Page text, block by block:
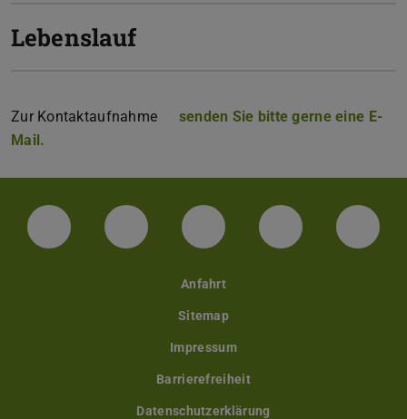
Lebenslauf
Zur Kontaktaufnahme
senden Sie bitte gerne eine E-
Mail.
Facebook Instagram TikTok Bluesky
Anfahrt
Sitemap
Impressum
Barrierefreiheit
Datenschutzerklärung